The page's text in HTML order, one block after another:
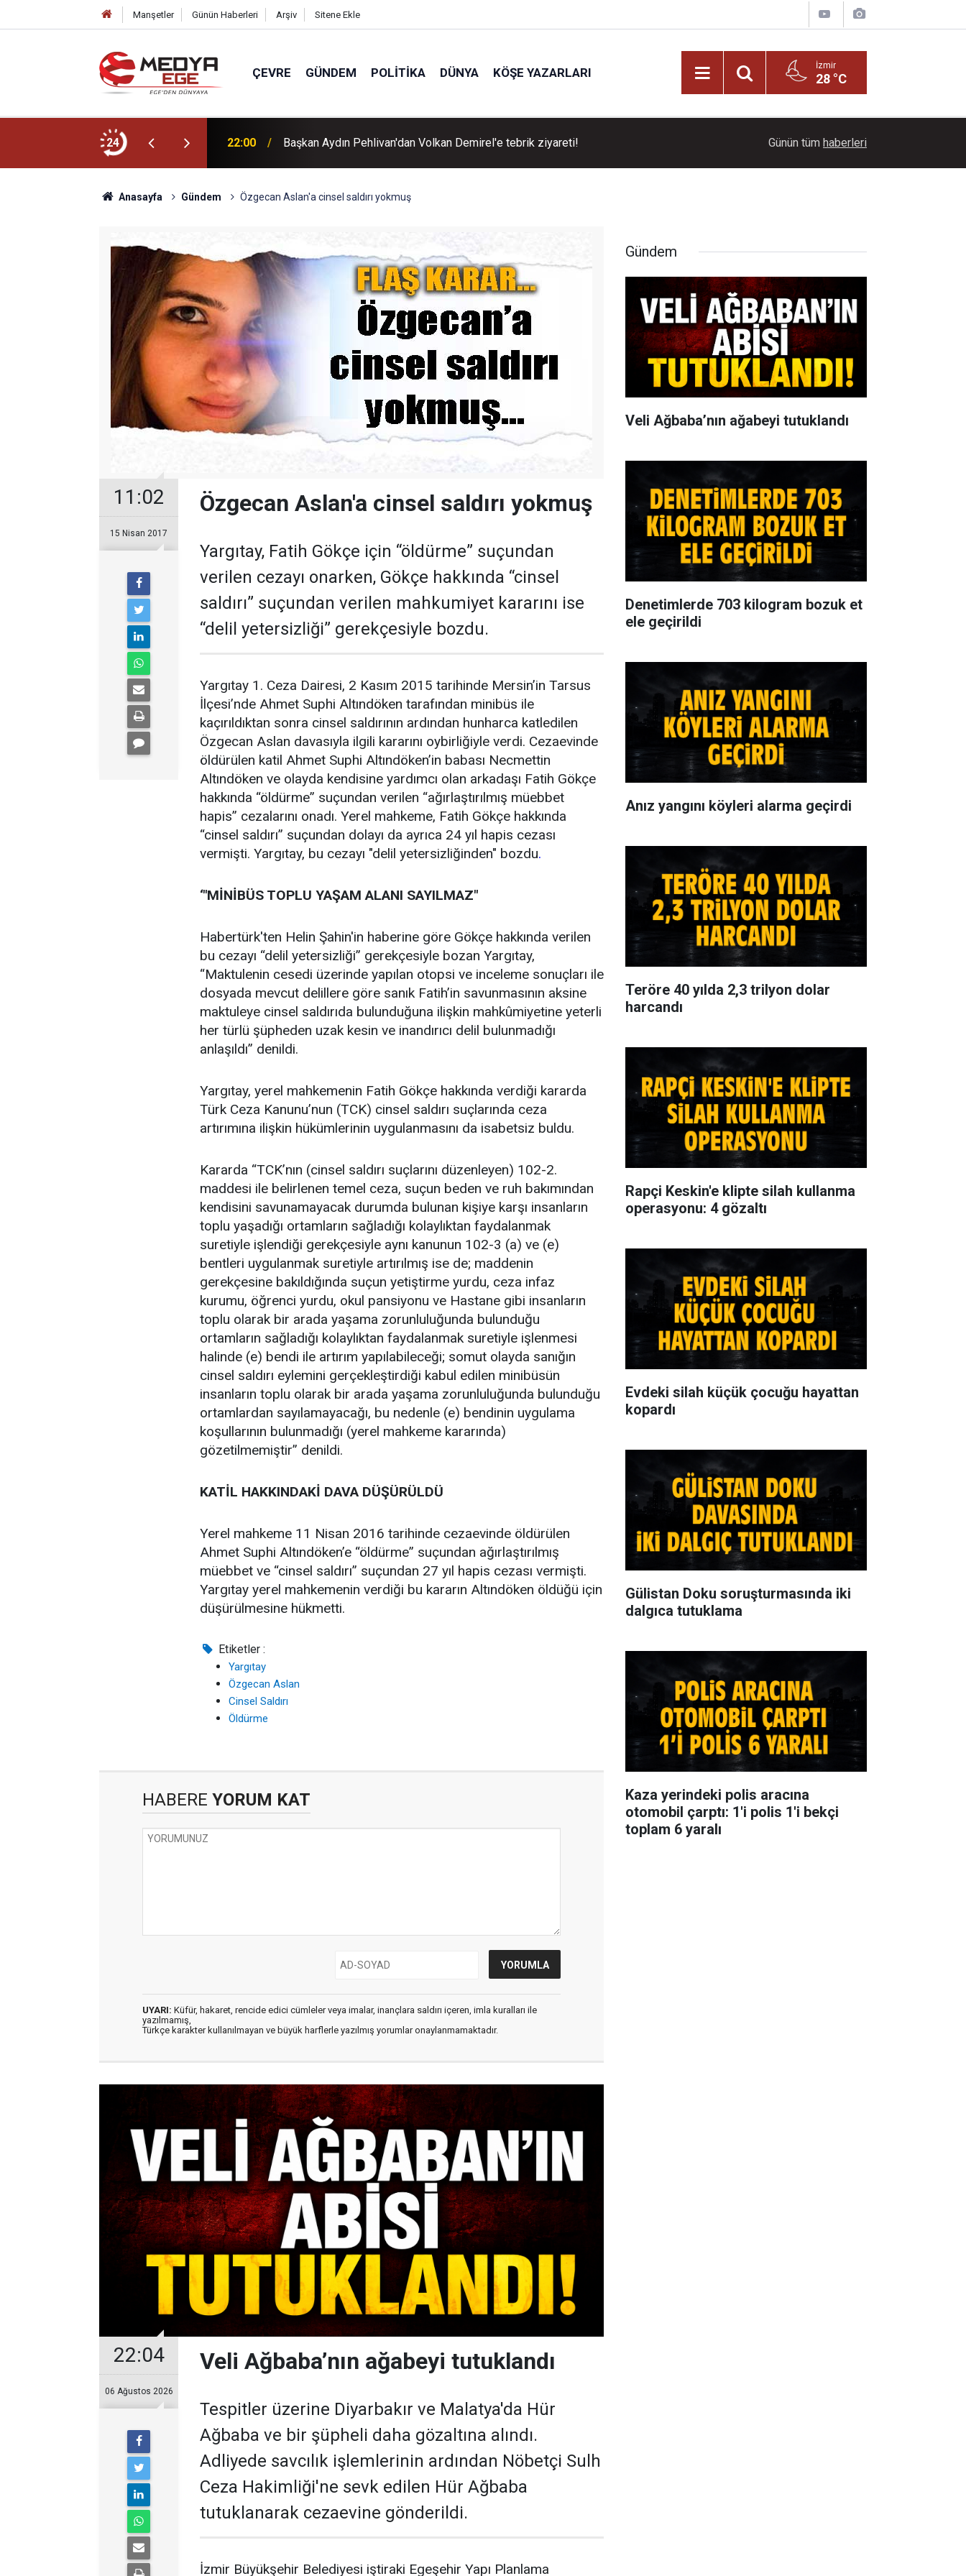
Manşetler Günün Haberleri Arşiv Sitene Ekle
ÇEVRE GÜNDEM POLITIKA DÜNYA KÖŞE YAZARLARI İzmir
28 °C
24 22:00 Başkan Aydın Pehlivan'dan Volkan Demirel'e tebrik ziyareti! Ayçiçeği tarlaları ihtişamıyla görenleri büyüledi!
Günün tüm haberleri
Anasayfa Gündem Özgecan Aslan'a cinsel saldırı yokmuş
11:02
15 Nisan 2017
Özgecan Aslan'a cinsel saldırı yokmuş
Yargıtay, Fatih Gökçe için “öldürme” suçundan
verilen cezayı onarken, Gökçe hakkında “cinsel
saldırı” suçundan verilen mahkumiyet kararını ise
“delil yetersizliği” gerekçesiyle bozdu.
Yargıtay 1. Ceza Dairesi, 2 Kasım 2015 tarihinde Mersin’in Tarsus
İlçesi’nde Ahmet Suphi Altındöken tarafından minibüs ile
kaçırıldıktan sonra cinsel saldırının ardından hunharca katledilen
Özgecan Aslan davasıyla ilgili kararını oybirliğiyle verdi. Cezaevinde
öldürülen katil Ahmet Suphi Altındöken’in babası Necmettin
Altındöken ve olayda kendisine yardımcı olan arkadaşı Fatih Gökçe
hakkında “öldürme” suçundan verilen “ağırlaştırılmış müebbet
hapis” cezalarını onadı. Yerel mahkeme, Fatih Gökçe hakkında
“cinsel saldırı” suçundan dolayı da ayrıca 24 yıl hapis cezası
vermişti. Yargıtay, bu cezayı "delil yetersizliğinden" bozdu.
‘"MİNİBÜS TOPLU YAŞAM ALANI SAYILMAZ"
Habertürk'ten Helin Şahin'in haberine göre Gökçe hakkında verilen
bu cezayı “delil yetersizliği” gerekçesiyle bozan Yargıtay,
“Maktulenin cesedi üzerinde yapılan otopsi ve inceleme sonuçları ile
dosyada mevcut delillere göre sanık Fatih’in savunmasının aksine
maktuleye cinsel saldırıda bulunduğuna ilişkin mahkûmiyetine yeterli
her türlü şüpheden uzak kesin ve inandırıcı delil bulunmadığı
anlaşıldı” denildi.
Yargıtay, yerel mahkemenin Fatih Gökçe hakkında verdiği kararda
Türk Ceza Kanunu’nun (TCK) cinsel saldırı suçlarında ceza
artırımına ilişkin hükümlerinin uygulanmasını da isabetsiz buldu.
Kararda “TCK’nın (cinsel saldırı suçlarını düzenleyen) 102-2.
maddesi ile belirlenen temel ceza, suçun beden ve ruh bakımından
kendisini savunamayacak durumda bulunan kişiye karşı insanların
toplu yaşadığı ortamların sağladığı kolaylıktan faydalanmak
suretiyle işlendiği gerekçesiyle aynı kanunun 102-3 (a) ve (e)
bentleri uygulanmak suretiyle artırılmış ise de; maddenin
gerekçesine bakıldığında suçun yetiştirme yurdu, ceza infaz
kurumu, öğrenci yurdu, okul pansiyonu ve Hastane gibi insanların
toplu olarak bir arada yaşama zorunluluğunda bulunduğu
ortamların sağladığı kolaylıktan faydalanmak suretiyle işlenmesi
halinde (e) bendi ile artırım yapılabileceği; somut olayda sanığın
cinsel saldırı eylemini gerçekleştirdiği kabul edilen minibüsün
insanların toplu olarak bir arada yaşama zorunluluğunda bulunduğu
ortamlardan sayılamayacağı, bu nedenle (e) bendinin uygulama
koşullarının bulunmadığı (yerel mahkeme kararında)
gözetilmemiştir” denildi.
KATİL HAKKINDAKİ DAVA DÜŞÜRÜLDÜ
Yerel mahkeme 11 Nisan 2016 tarihinde cezaevinde öldürülen
Ahmet Suphi Altındöken’e “öldürme” suçundan ağırlaştırılmış
müebbet ve “cinsel saldırı” suçundan 27 yıl hapis cezası vermişti.
Yargıtay yerel mahkemenin verdiği bu kararın Altındöken öldüğü için
düşürülmesine hükmetti.
Etiketler :
Yargıtay
Özgecan Aslan
Cinsel Saldırı
Öldürme
HABERE YORUM KAT
UYARI: Küfür, hakaret, rencide edici cümleler veya imalar, inançlara saldırı içeren, imla kuralları ile
yazılmamış,
Türkçe karakter kullanılmayan ve büyük harflerle yazılmış yorumlar onaylanmamaktadır.
22:04
06 Ağustos 2026
Veli Ağbaba’nın ağabeyi tutuklandı
Tespitler üzerine Diyarbakır ve Malatya'da Hür
Ağbaba ve bir şüpheli daha gözaltına alındı.
Adliyede savcılık işlemlerinin ardından Nöbetçi Sulh
Ceza Hakimliği'ne sevk edilen Hür Ağbaba
tutuklanarak cezaevine gönderildi.
İzmir Büyükşehir Belediyesi iştiraki Egeşehir Yapı Planlama
Gündem
Veli Ağbaba’nın ağabeyi tutuklandı
Denetimlerde 703 kilogram bozuk et
ele geçirildi
Anız yangını köyleri alarma geçirdi
Teröre 40 yılda 2,3 trilyon dolar
harcandı
Rapçi Keskin'e klipte silah kullanma
operasyonu: 4 gözaltı
Evdeki silah küçük çocuğu hayattan
kopardı
Gülistan Doku soruşturmasında iki
dalgıca tutuklama
Kaza yerindeki polis aracına
otomobil çarptı: 1'i polis 1'i bekçi
toplam 6 yaralı